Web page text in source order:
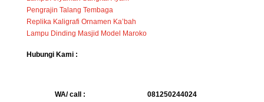
Pengrajin Talang Tembaga
Replika Kaligrafi Ornamen Ka’bah
Lampu Dinding Masjid Model Maroko
Hubungi Kami :
WA/ call : 081250244024